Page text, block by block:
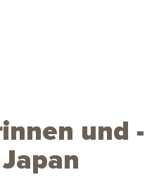
und -